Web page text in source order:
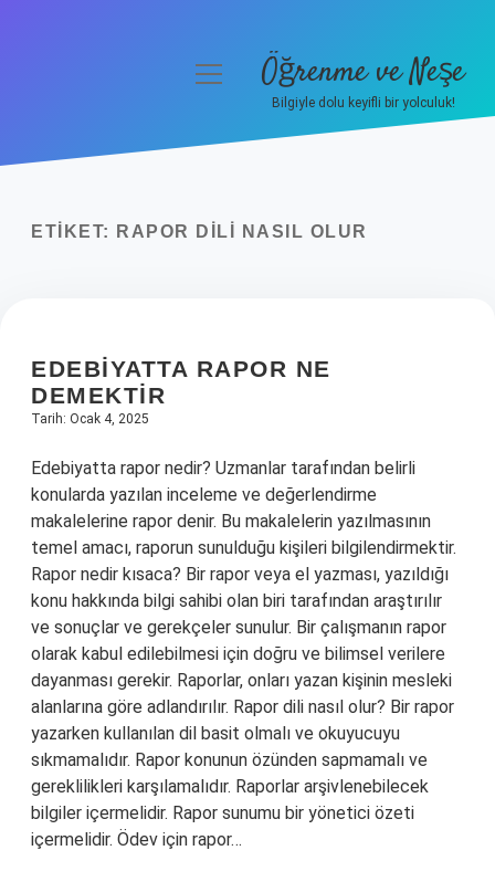
Yasal Uyarı
menüyüÖğrenme ve Neşe
Bilgiyle dolu keyifli bir yolculuk!
ETIKET: RAPOR DILI NASIL OLUR
EDEBIYATTA RAPOR NE
DEMEKTIR
Tarih: Ocak 4, 2025
Edebiyatta rapor nedir? Uzmanlar tarafından belirli
konularda yazılan inceleme ve değerlendirme
makalelerine rapor denir. Bu makalelerin yazılmasının
temel amacı, raporun sunulduğu kişileri bilgilendirmektir.
Rapor nedir kısaca? Bir rapor veya el yazması, yazıldığı
konu hakkında bilgi sahibi olan biri tarafından araştırılır
ve sonuçlar ve gerekçeler sunulur. Bir çalışmanın rapor
olarak kabul edilebilmesi için doğru ve bilimsel verilere
dayanması gerekir. Raporlar, onları yazan kişinin mesleki
alanlarına göre adlandırılır. Rapor dili nasıl olur? Bir rapor
yazarken kullanılan dil basit olmalı ve okuyucuyu
sıkmamalıdır. Rapor konunun özünden sapmamalı ve
gereklilikleri karşılamalıdır. Raporlar arşivlenebilecek
bilgiler içermelidir. Rapor sunumu bir yönetici özeti
içermelidir. Ödev için rapor…